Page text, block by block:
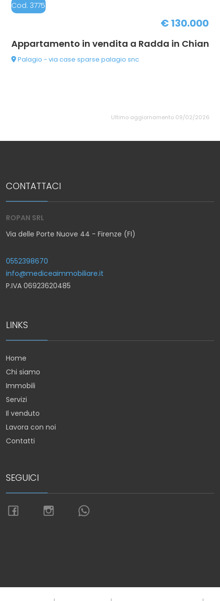
Cod. 37751026-SI127
€ 130.000
Appartamento in vendita a Radda in Chianti
Palagio - via case sparse palagio snc
Ultimo aggiornamento 09/02/2026
CONTATTACI
ROPAN SRL
Via delle Porte Nuove 44 - Firenze (FI)
0552398670
info@mediceaimmobiliare.it
P.IVA 06923620485
LINKS
Home
Chi siamo
Immobili
Servizi
Il venduto
Lavora con noi
Contatti
SEGUICI